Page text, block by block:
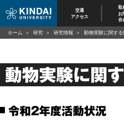
交通
アクセス
取
お
合
動物実験に関
令和2年度活動状況
ホーム 研究 研究情報 動物実験に関する